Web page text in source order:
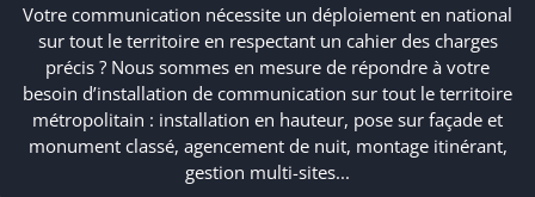
Votre communication nécessite un déploiement en national
sur tout le territoire en respectant un cahier des charges
précis ? Nous sommes en mesure de répondre à votre
besoin d’installation de communication sur tout le territoire
métropolitain : installation en hauteur, pose sur façade et
monument classé, agencement de nuit, montage itinérant,
gestion multi-sites...